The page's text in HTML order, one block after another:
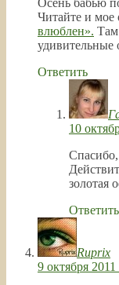
Читайте и мое
влюблен». Там
Ответить
10
золотая
Ответить
Ruprix
9 октября